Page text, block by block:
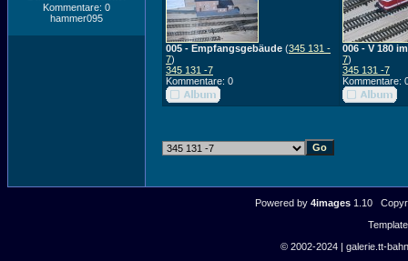
Kommentare: 0
hammer095
005 - Empfangsgebäude (345 131 -
7)
345 131 -7
Kommentare: 0
006 - V 180
7)
345 131 -7
Kommentare:
Powered by 4images1.10
© 2002-2024 | galerie.tt-